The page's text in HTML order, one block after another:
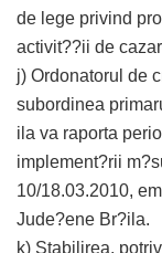
de lege privind
activit??ii de
j) Ordonatorul de
subordinea
ila va raporta
implement?rii
10/18.03.2010,
Jude?ene Br?ila.
k) Stabilirea,